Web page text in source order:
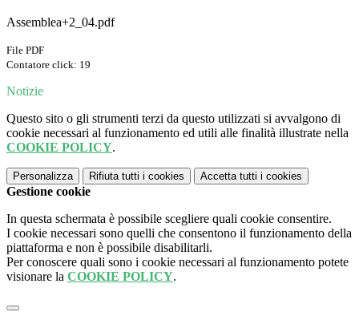
Assemblea+2_04.pdf
File PDF
Contatore click: 19
Notizie
Questo sito o gli strumenti terzi da questo utilizzati si avvalgono di
cookie necessari al funzionamento ed utili alle finalità illustrate nella
COOKIE POLICY.
Personalizza Rifiuta tutti i cookies Accetta tutti i cookies
Gestione cookie
In questa schermata è possibile scegliere quali cookie consentire.
I cookie necessari sono quelli che consentono il funzionamento della
piattaforma e non è possibile disabilitarli.
Per conoscere quali sono i cookie necessari al funzionamento potete
visionare la COOKIE POLICY.